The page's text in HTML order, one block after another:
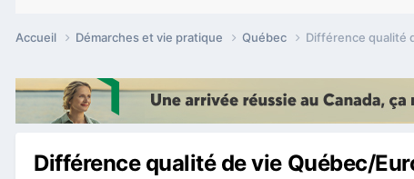
Accueil Démarches et vie pratique Québec Différence qualité
Différence qualité de vie Québec/